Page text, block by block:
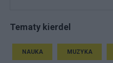
Tematy kierdel
NAUKA MUZYKA